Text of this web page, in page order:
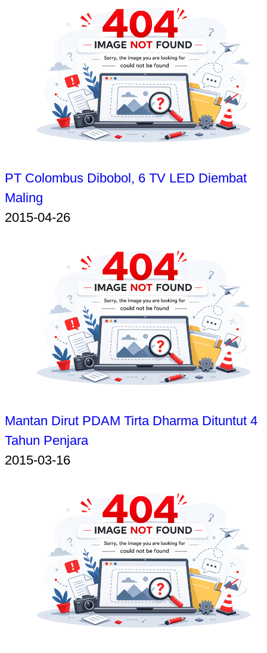
PT Colombus Dibobol, 6 TV LED Diembat
Maling
2015-04-26
Mantan Dirut PDAM Tirta Dharma Dituntut 4
Tahun Penjara
2015-03-16